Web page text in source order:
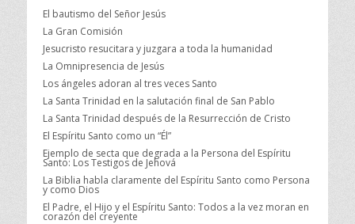
El bautismo del Señor Jesús
La Gran Comisión
Jesucristo resucitara y juzgara a toda la humanidad
La Omnipresencia de Jesús
Los ángeles adoran al tres veces Santo
La Santa Trinidad en la salutación final de San Pablo
La Santa Trinidad después de la Resurrección de Cristo
El Espíritu Santo como un “Él”
Ejemplo de secta que degrada a la Persona del Espíritu
Santo: Los Testigos de Jehová
La Biblia habla claramente del Espíritu Santo como Persona
y como Dios
El Padre, el Hijo y el Espíritu Santo: Todos a la vez moran en
corazón del creyente